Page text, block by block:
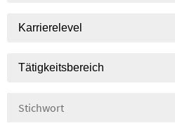
Karrierelevel
Tätigkeitsbereich